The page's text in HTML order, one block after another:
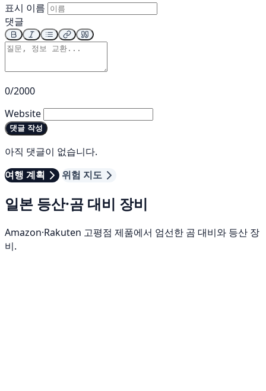
표시 이름
댓글
0/2000
Website
댓글 작성
아직 댓글이 없습니다.
여행 계획
위험 지도
일본 등산·곰 대비 장비
Amazon·Rakuten 고평점 제품에서 엄선한 곰 대비와 등산 장
비.